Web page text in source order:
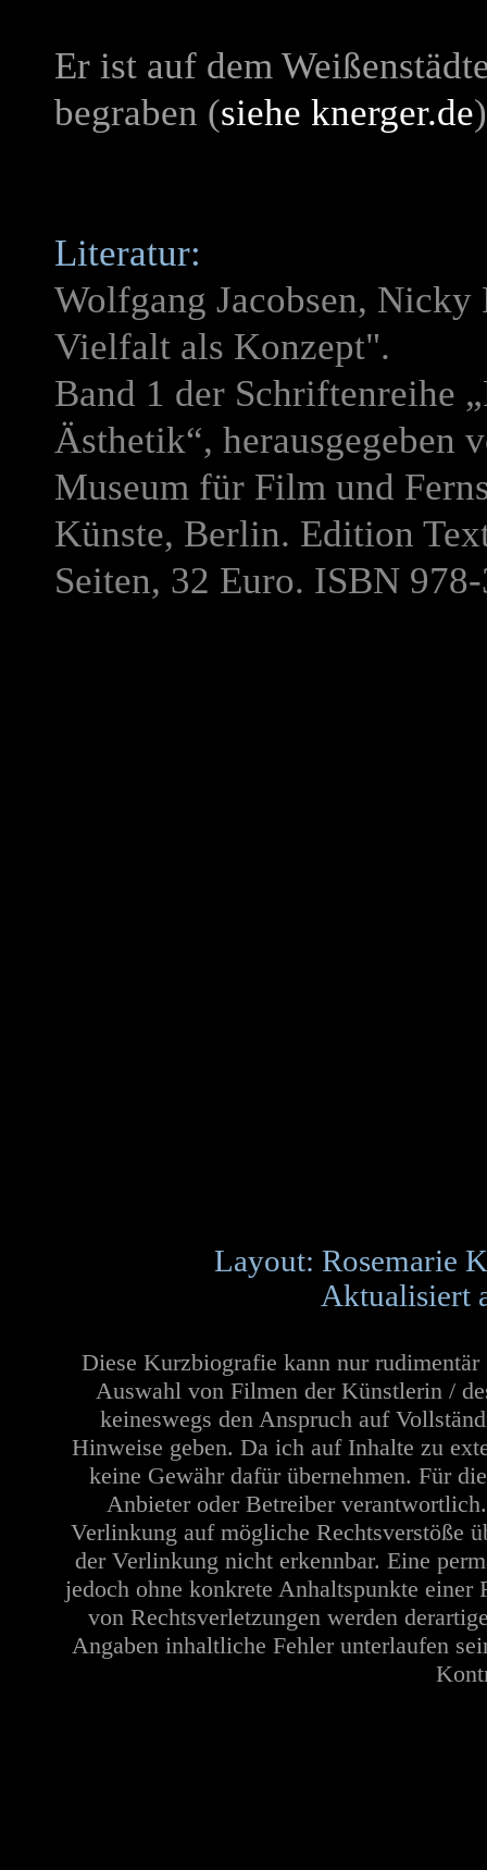
Er ist auf dem
begraben (siehe knerger.de
Literatur:
Wolfgang Jacobsen,
Vielfalt als Konzept".
Band 1 der Schriftenreihe
Ästhetik“, herausgegeben
Museum für Film und
Künste, Berlin. Edition
Seiten, 32 Euro. ISBN
Layout: Rosemarie
Aktualisiert
Diese Kurzbiografie kann nur
Auswahl von Filmen der Künstlerin /
keineswegs den Anspruch auf
Hinweise geben. Da ich auf Inhalte zu
keine Gewähr dafür übernehmen. Für
Anbieter oder Betreiber
Verlinkung auf mögliche Rechtsverstöße
der Verlinkung nicht erkennbar. Eine
jedoch ohne konkrete Anhaltspunkte
von Rechtsverletzungen werden
Angaben inhaltliche Fehler unterlaufen